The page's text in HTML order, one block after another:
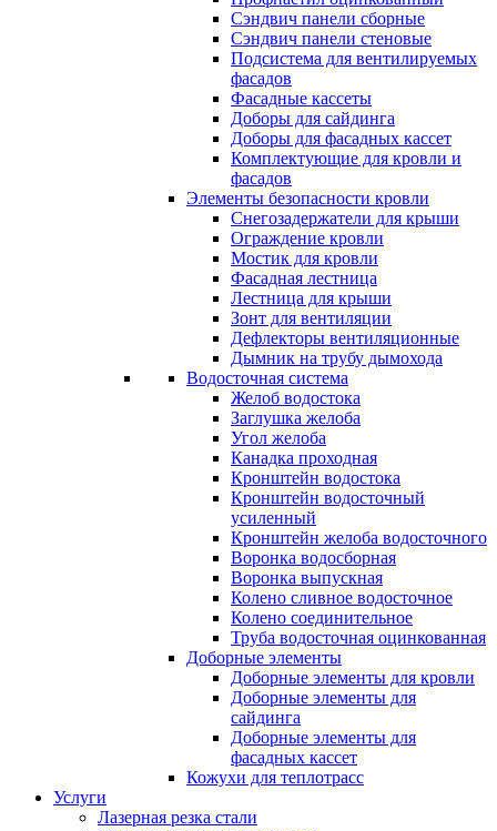
Сэндвич панели сборные
Сэндвич панели стеновые
Подсистема для вентилируемых
фасадов
Фасадные кассеты
Доборы для сайдинга
Доборы для фасадных кассет
Комплектующие для кровли и
фасадов
Элементы безопасности кровли
Снегозадержатели для крыши
Ограждение кровли
Мостик для кровли
Фасадная лестница
Лестница для крыши
Зонт для вентиляции
Дефлекторы вентиляционные
Дымник на трубу дымохода
Водосточная система
Желоб водостока
Заглушка желоба
Угол желоба
Канадка проходная
Кронштейн водостока
Кронштейн водосточный
усиленный
Кронштейн желоба водосточного
Воронка водосборная
Воронка выпускная
Колено сливное водосточное
Колено соединительное
Труба водосточная оцинкованная
Доборные элементы
Доборные элементы для кровли
Доборные элементы для
сайдинга
Доборные элементы для
фасадных кассет
Кожухи для теплотрасс
Услуги
Лазерная резка стали